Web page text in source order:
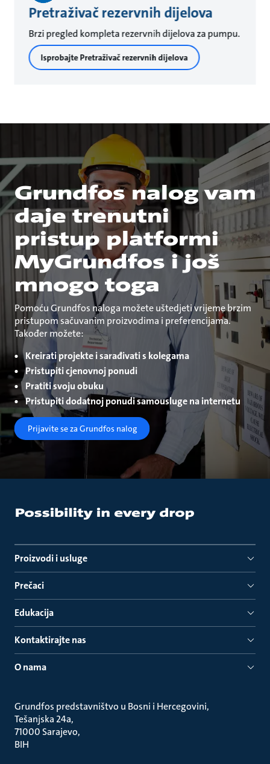
Pretraživač rezervnih dijelova
Brzi pregled kompleta rezervnih dijelova za pumpu.
Isprobajte Pretraživač rezervnih dijelova
Grundfos nalog vam
daje trenutni
pristup platformi
MyGrundfos i još
mnogo toga
Pomoću Grundfos naloga možete uštedjeti vrijeme brzim
pristupom sačuvanim proizvodima i preferencijama.
Također možete:
Kreirati projekte i sarađivati s kolegama
Pristupiti cjenovnoj ponudi
Pratiti svoju obuku
Pristupiti dodatnoj ponudi samousluge na internetu
Prijavite se za Grundfos nalog
Proizvodi i usluge
Prečaci
Edukacija
Kontaktirajte nas
O nama
Grundfos predstavništvo u Bosni i Hercegovini
Tešanjska 24a
71000 Sarajevo
BIH